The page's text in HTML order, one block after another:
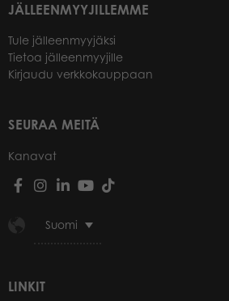
JÄLLEENMYYJILLEMME
Tule jälleenmyyjäksi
Tietoa jälleenmyyjille
Kirjaudu verkkokauppaan
SEURAA MEITÄ
Kanavat
Suomi
LINKIT